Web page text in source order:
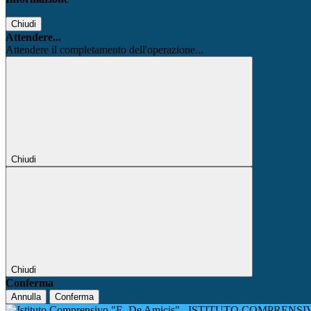
Chiudi
Attendere...
Attendere il completamento dell'operazione...
Chiudi
Chiudi
Conferma
Annulla Conferma